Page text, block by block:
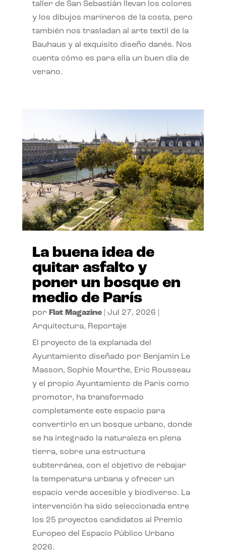
taller de San Sebastián llevan los colores
y los dibujos marineros de la costa, pero
también nos trasladan al arte textil de la
Bauhaus y al exquisito diseño danés. Nos
cuenta cómo es para ella un buen día de
verano.
La buena idea de
quitar asfalto y
poner un bosque en
medio de París
por Flat Magazine| Jul 27, 2026
Arquitectura, Reportaje
El proyecto de la explanada del
Ayuntamiento diseñado por Benjamin Le
Masson, Sophie Mourthe, Eric Rousseau
y el propio Ayuntamiento de París como
promotor, ha transformado
completamente este espacio para
convertirlo en un bosque urbano, donde
se ha integrado la naturaleza en plena
tierra, sobre una estructura
subterránea, con el objetivo de rebajar
la temperatura urbana y ofrecer un
espacio verde accesible y biodiverso. La
intervención ha sido seleccionada entre
los 25 proyectos candidatos al Premio
Europeo del Espacio Público Urbano
2026.